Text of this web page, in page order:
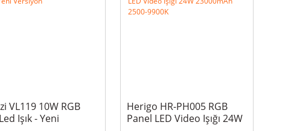
VL119 10W RGB
Işık - Yeni
Herigo HR-PH005 RGB
Panel LED Video Işığı 24W